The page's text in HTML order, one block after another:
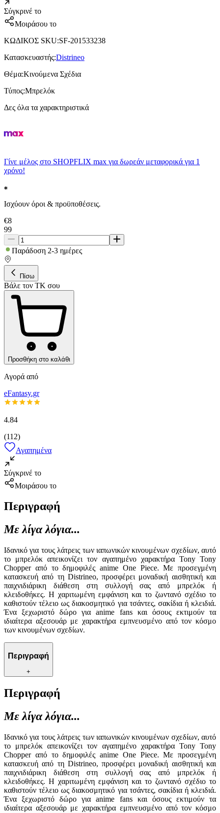
Σύγκρινέ το
Μοιράσου το
ΚΩΔΙΚΟΣ SKU:SF-201533238
Κατασκευαστής:Distrineo
Θέμα:Κινούμενα Σχέδια
Τύπος:Μπρελόκ
Δες όλα τα χαρακτηριστικά
Γίνε μέλος στο SHOPFLIX max για δωρεάν μεταφορικά για 1
χρόνο!
Ισχύουν όροι & προϋποθέσεις.
€8
99
Παράδοση 2-3 ημέρες
Πίσω
Βάλε τον ΤΚ σου
Προσθήκη στο καλάθι
Αγορά από
eFantasy.gr
4.84
(112)
Αγαπημένα
Σύγκρινέ το
Μοιράσου το
Περιγραφή
Με λίγα λόγια...
Ιδανικό για τους λάτρεις των ιαπωνικών κινουμένων σχεδίων, αυτό
το μπρελόκ απεικονίζει τον αγαπημένο χαρακτήρα Tony Tony
Chopper από το δημοφιλές anime One Piece. Με προσεγμένη
κατασκευή από τη Distrineo, προσφέρει μοναδική αισθητική και
παιχνιδιάρικη διάθεση στη συλλογή σας από μπρελόκ ή
κλειδοθήκες. Η χαριτωμένη εμφάνιση και το ζωντανό σχέδιο το
καθιστούν τέλειο ως διακοσμητικό για τσάντες, σακίδια ή κλειδιά.
Ένα ξεχωριστό δώρο για anime fans και όσους εκτιμούν τα
ιδιαίτερα αξεσουάρ με χαρακτήρα εμπνευσμένο από τον κόσμο
των κινουμένων σχεδίων.
Περιγραφή
+
Περιγραφή
Με λίγα λόγια...
Ιδανικό για τους λάτρεις των ιαπωνικών κινουμένων σχεδίων, αυτό
το μπρελόκ απεικονίζει τον αγαπημένο χαρακτήρα Tony Tony
Chopper από το δημοφιλές anime One Piece. Με προσεγμένη
κατασκευή από τη Distrineo, προσφέρει μοναδική αισθητική και
παιχνιδιάρικη διάθεση στη συλλογή σας από μπρελόκ ή
κλειδοθήκες. Η χαριτωμένη εμφάνιση και το ζωντανό σχέδιο το
καθιστούν τέλειο ως διακοσμητικό για τσάντες, σακίδια ή κλειδιά.
Ένα ξεχωριστό δώρο για anime fans και όσους εκτιμούν τα
ιδιαίτερα αξεσουάρ με χαρακτήρα εμπνευσμένο από τον κόσμο